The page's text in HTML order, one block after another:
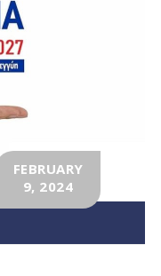
FEBRUARY
9, 2024